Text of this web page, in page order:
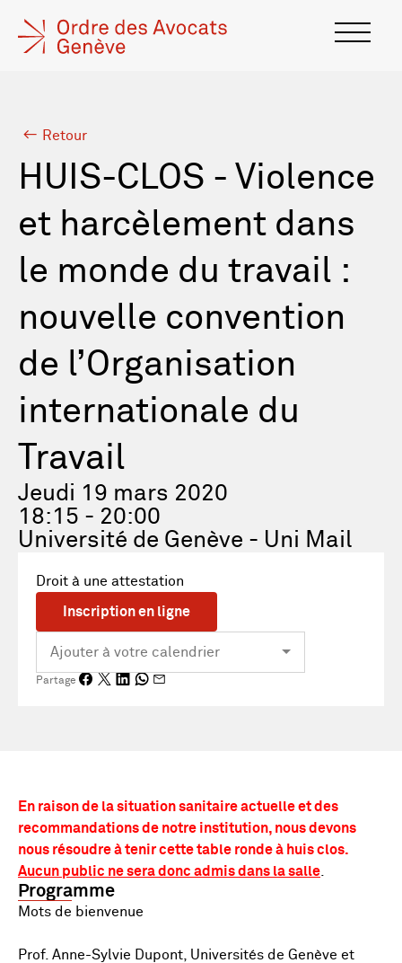
Retour
HUIS-CLOS - Violence
et harcèlement dans
le monde du travail :
nouvelle convention
de l’Organisation
internationale du
Travail
Jeudi 19 mars 2020
18:15 - 20:00
Université de Genève - Uni Mail
Droit à une attestation
Inscription en ligne
Partage
En raison de la situation sanitaire actuelle et des
recommandations de notre institution, nous devons
nous résoudre à tenir cette table ronde à huis clos.
Aucun public ne sera donc admis dans la salle
Programme
Mots de bienvenue
Prof. Anne-Sylvie Dupont, Universités de Genève et